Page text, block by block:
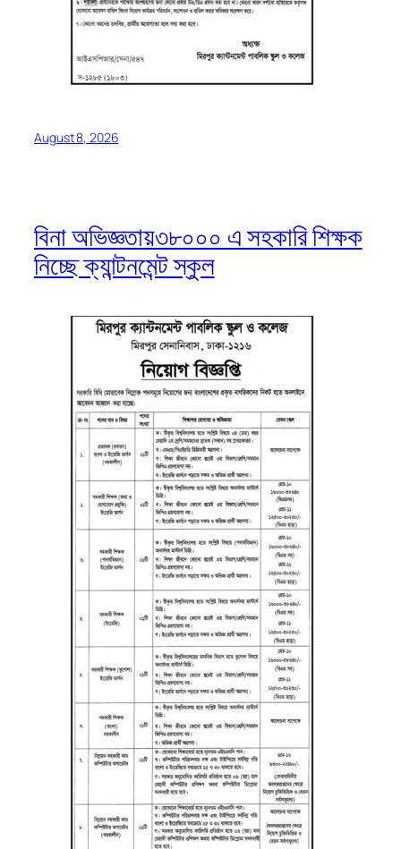
August 8, 2026
বিনা অভিজ্ঞতায়৩৮০০০ এ সহকারি শিক্ষক
নিচ্ছে ক্যান্টনমেন্ট স্কুল